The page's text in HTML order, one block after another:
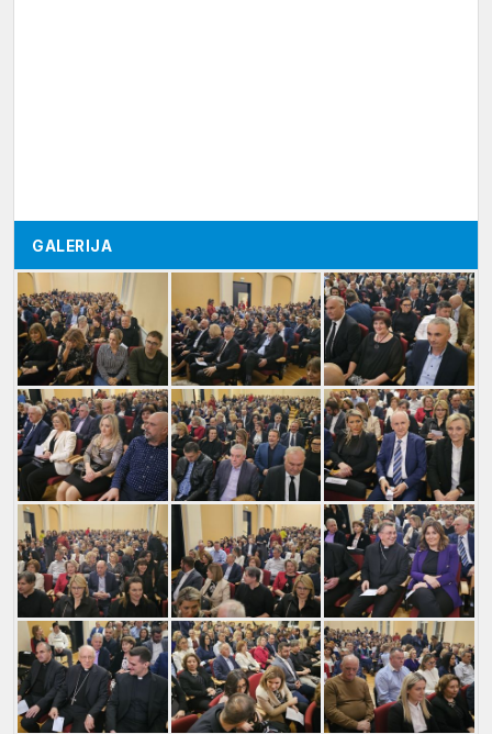
GALERIJA